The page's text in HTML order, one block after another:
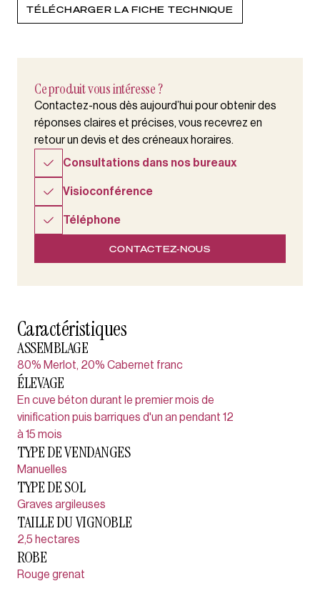
TÉLÉCHARGER LA FICHE TECHNIQUE
Ce produit vous intéresse ?
Contactez-nous dès aujourd’hui pour obtenir des
réponses claires et précises, vous recevrez en
retour un devis et des créneaux horaires.
Consultations dans nos bureaux
Visioconférence
Téléphone
CONTACTEZ-NOUS
Caractéristiques
ASSEMBLAGE
80% Merlot, 20% Cabernet franc
ÉLEVAGE
En cuve béton durant le premier mois de
vinification puis barriques d'un an pendant 12
à 15 mois
TYPE DE VENDANGES
Manuelles
TYPE DE SOL
Graves argileuses
TAILLE DU VIGNOBLE
2,5 hectares
ROBE
Rouge grenat